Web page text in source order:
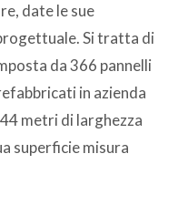
date le sue
Si tratta di
da 366 pannelli
in azienda
metri di larghezza
superficie misura